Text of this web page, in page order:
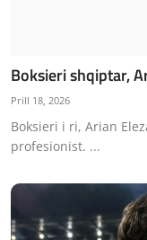
Boksieri shqiptar,
Prill 18, 2026
Boksieri i ri, Arian
profesionist. ...